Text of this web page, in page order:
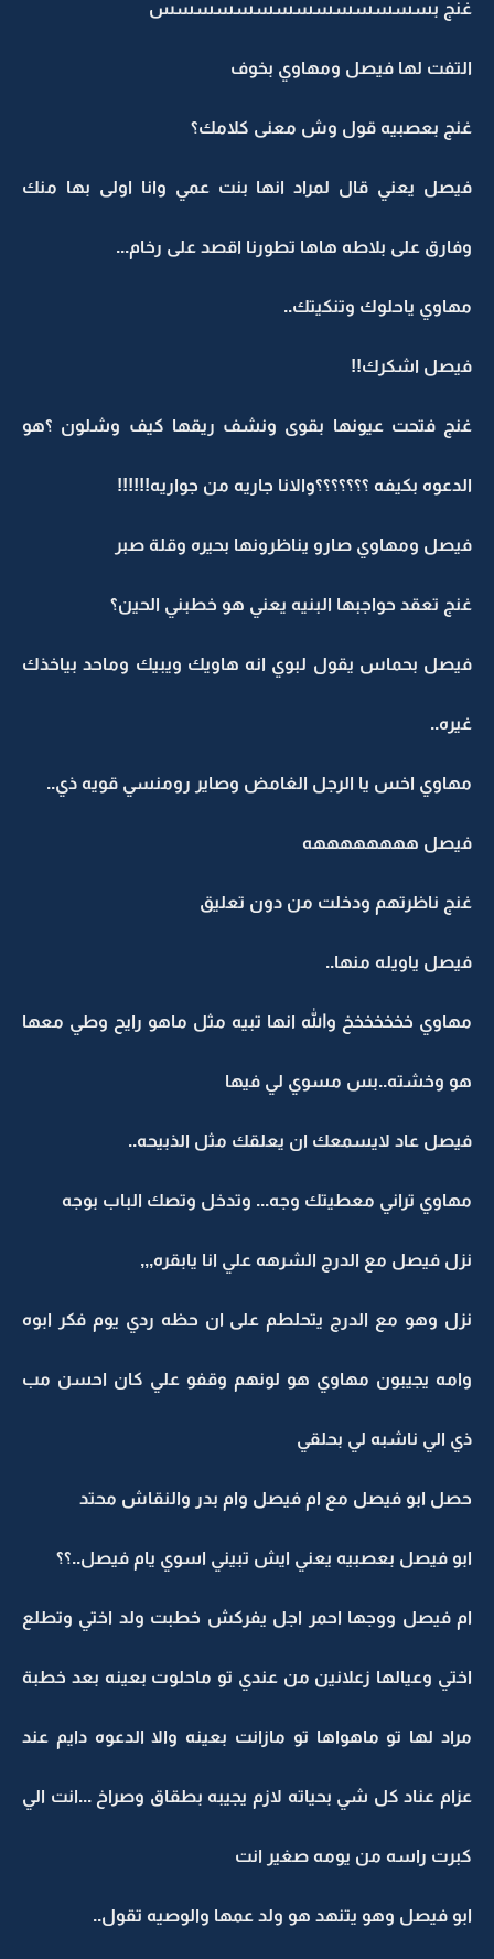
غنج بسسسسسسسسسسسسسس
التفت لها فيصل ومهاوي بخوف
غنج بعصبيه قول وش معنى كلامك؟
فيصل يعني قال لمراد انها بنت عمي وانا اولى بها منك
وفارق على بلاطه هاها تطورنا اقصد على رخام...
مهاوي ياحلوك وتنكيتك..
فيصل اشكرك!!
غنج فتحت عيونها بقوى ونشف ريقها كيف وشلون ؟هو
الدعوه بكيفه ؟؟؟؟؟؟؟والانا جاريه من جواريه!!!!!!
فيصل ومهاوي صارو يناظرونها بحيره وقلة صبر
غنج تعقد حواجبها البنيه يعني هو خطبني الحين؟
فيصل بحماس يقول لبوي انه هاويك ويبيك وماحد بياخذك
غيره..
مهاوي اخس يا الرجل الغامض وصاير رومنسي قويه ذي..
فيصل ههههههههه
غنج ناظرتهم ودخلت من دون تعليق
فيصل ياويله منها..
مهاوي خخخخخخخ والله انها تبيه مثل ماهو رايح وطي معها
هو وخشته..بس مسوي لي فيها
فيصل عاد لايسمعك ان يعلقك مثل الذبيحه..
مهاوي تراني معطيتك وجه... وتدخل وتصك الباب بوجه
نزل فيصل مع الدرج الشرهه علي انا يابقره,,,
نزل وهو مع الدرج يتحلطم على ان حظه ردي يوم فكر ابوه
وامه يجيبون مهاوي هو لونهم وقفو علي كان احسن مب
ذي الي ناشبه لي بحلقي
حصل ابو فيصل مع ام فيصل وام بدر والنقاش محتد
ابو فيصل بعصبيه يعني ايش تبيني اسوي يام فيصل..؟؟
ام فيصل ووجها احمر اجل يفركش خطبت ولد اختي وتطلع
اختي وعيالها زعلانين من عندي تو ماحلوت بعينه بعد خطبة
مراد لها تو ماهواها تو مازانت بعينه والا الدعوه دايم عند
عزام عناد كل شي بحياته لازم يجيبه بطقاق وصراخ ...انت الي
كبرت راسه من يومه صغير انت
ابو فيصل وهو يتنهد هو ولد عمها والوصيه تقول..